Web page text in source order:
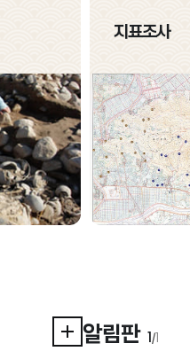
부여 왕릉원
백제 후기
지표조사
공지사항 더보기
알림판 1/1